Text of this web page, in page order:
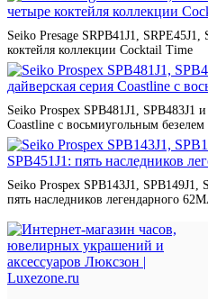
Seiko Presage SRPB41J1,
коктейля коллекции Cocktail Time
Seiko Prospex SPB481J1, SPB483J1
Coastline с восьмиугольным безелем
Seiko Prospex SPB143J1, SPB149J1,
пять наследников легендарного